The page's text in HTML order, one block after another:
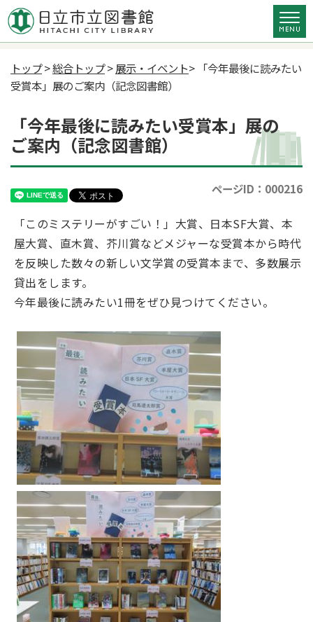
トップ>総合トップ>展示・イベント> 「今年最後に読みたい
受賞本」展のご案内（記念図書館）
「今年最後に読みたい受賞本」展の
ご案内（記念図書館）
ページID：000216
「このミステリーがすごい！」大賞、日本SF大賞、本
屋大賞、直木賞、芥川賞などメジャーな受賞本から時代
を反映した数々の新しい文学賞の受賞本まで、多数展示
貸出をします。
今年最後に読みたい1冊をぜひ見つけてください。